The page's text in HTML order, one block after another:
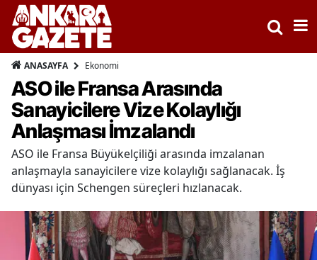
ANASAYFA Ekonomi
ASO ile Fransa Arasında
Sanayicilere Vize Kolaylığı
Anlaşması İmzalandı
ASO ile Fransa Büyükelçiliği arasında imzalanan
anlaşmayla sanayicilere vize kolaylığı sağlanacak. İş
dünyası için Schengen süreçleri hızlanacak.